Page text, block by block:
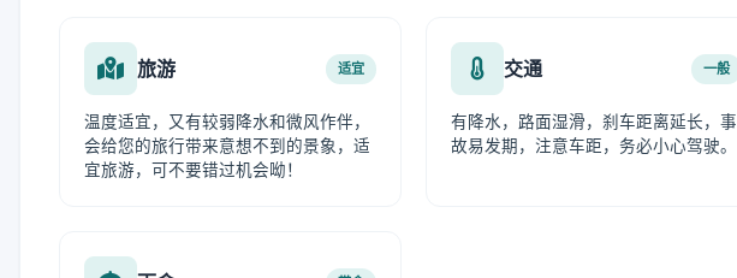
旅游 适宜
温度适宜，又有较弱降水和微风作伴，
会给您的旅行带来意想不到的景象，适
宜旅游，可不要错过机会呦！
交通 一般
有降水，路面湿滑，刹车距离延长，事
故易发期，注意车距，务必小心驾驶。